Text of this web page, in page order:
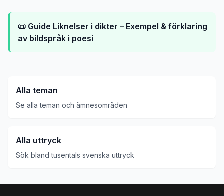
📜 Guide Liknelser i dikter – Exempel & förklaring
av bildspråk i poesi
Alla teman
Se alla teman och ämnesområden
Alla uttryck
Sök bland tusentals svenska uttryck